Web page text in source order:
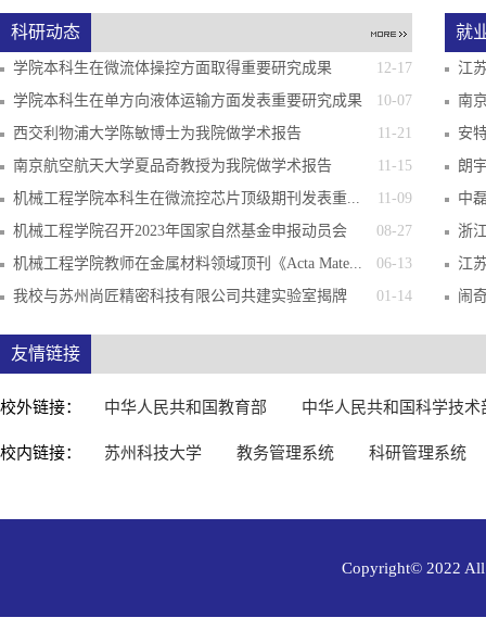
科研动态
12-17
学院本科生在微流体操控方面取得重要研究成果
10-07
学院本科生在单方向液体运输方面发表重要研究成果
11-21
西交利物浦大学陈敏博士为我院做学术报告
11-15
南京航空航天大学夏品奇教授为我院做学术报告
11-09
机械工程学院本科生在微流控芯片顶级期刊发表重...
08-27
机械工程学院召开2023年国家自然基金申报动员会
06-13
机械工程学院教师在金属材料领域顶刊《Acta Mate...
01-14
我校与苏州尚匠精密科技有限公司共建实验室揭牌
就
江
南
安
朗
中
浙
江
闹
友情链接
校外链接： 中华人民共和国教育部 中华人民共和国科学技术
校内链接： 苏州科技大学 教务管理系统 科研管理系统
Copyright© 2022